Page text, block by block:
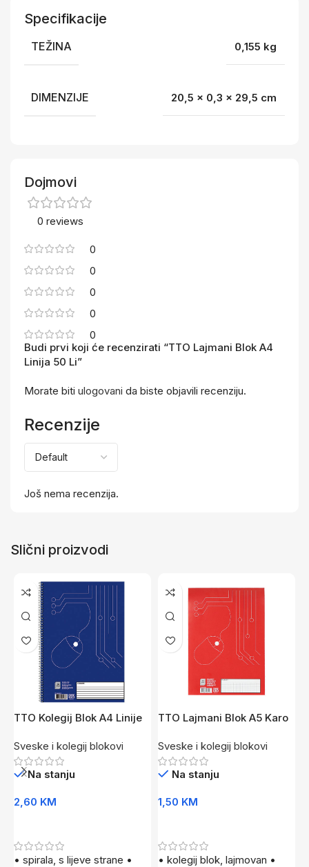
Specifikacije
TEŽINA 0,155 kg
DIMENZIJE 20,5 × 0,3 × 29,5 cm
Dojmovi
0 reviews
0
0
0
0
0
Recenzije
Još nema recenzija.
Budi prvi koji će recenzirati “TTO Lajmani Blok A4
Linija 50 Li”
Morate biti ulogovani da biste objavili recenziju.
Slični proizvodi
TTO Kolegij Blok A4 Linije
Sveske i kolegij blokovi
Na stanju
2,60 KM
• spirala, s lijeve strane •
TTO Lajmani Blok A5 Karo
Sveske i kolegij blokovi
Na stanju
1,50 KM
• kolegij blok, lajmovan •